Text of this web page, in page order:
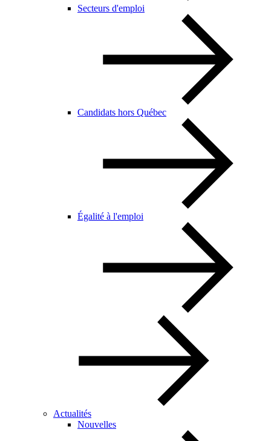
Secteurs d'emploi
Candidats hors Québec
Égalité à l'emploi
Actualités
Nouvelles